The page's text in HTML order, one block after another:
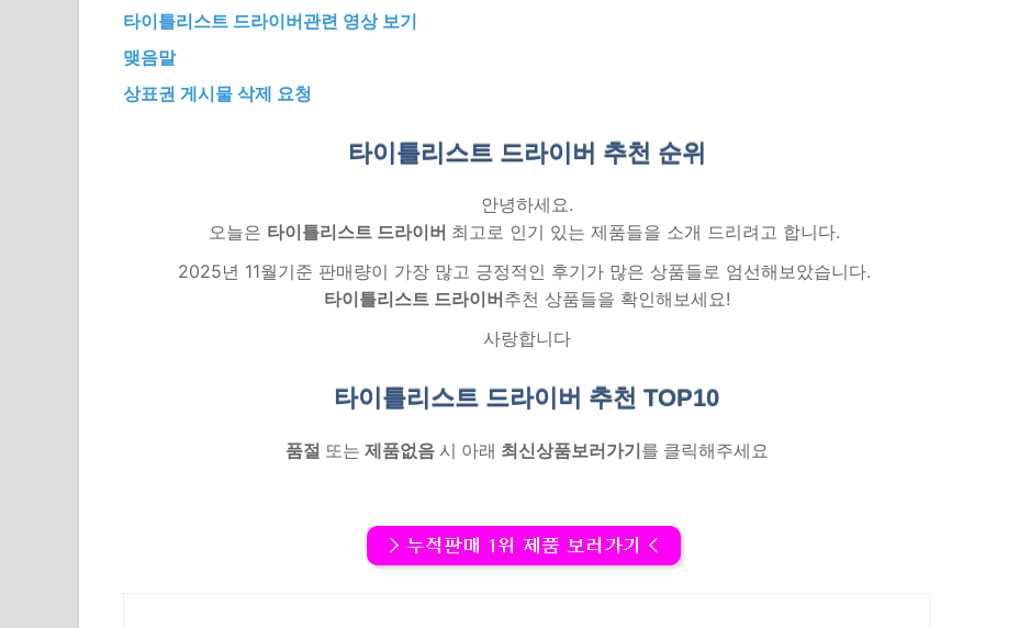
타이틀리스트 드라이버관련 영상 보기
맺음말
상표권 게시물 삭제 요청
타이틀리스트 드라이버 추천 순위
안녕하세요.
오늘은 타이틀리스트 드라이버 최고로 인기 있는 제품들을 소개 드리려고 합니다.
2025년 11월기준 판매량이 가장 많고 긍정적인 후기가 많은 상품들로 엄선해보았습니다.
타이틀리스트 드라이버추천 상품들을 확인해보세요!
사랑합니다
타이틀리스트 드라이버 추천 TOP10
품절 또는 제품없음시 아래 최신상품보러가기 를 클릭해주세요